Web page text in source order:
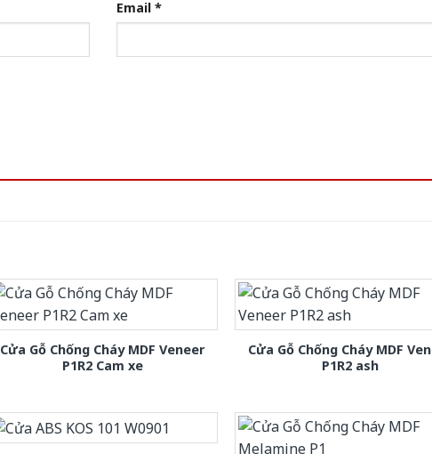
Email *
Cửa Gỗ Chống Cháy MDF Veneer
P1R2 Cam xe
Cửa Gỗ Chống Cháy MDF
P1R2 ash